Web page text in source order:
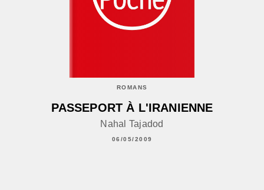
ROMANS
PASSEPORT À L'IRANIENNE
Nahal Tajadod
06/05/2009